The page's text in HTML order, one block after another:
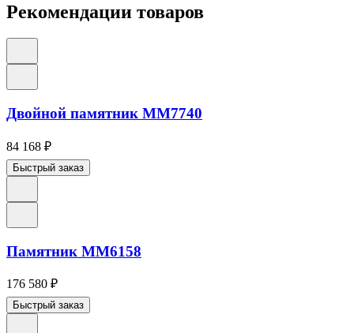
Рекомендации товаров
Двойной памятник ММ7740
84 168 ₽
Быстрый заказ
Памятник ММ6158
176 580 ₽
Быстрый заказ